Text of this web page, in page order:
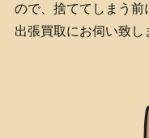
ので、捨ててしまう
出張買取にお伺い致し